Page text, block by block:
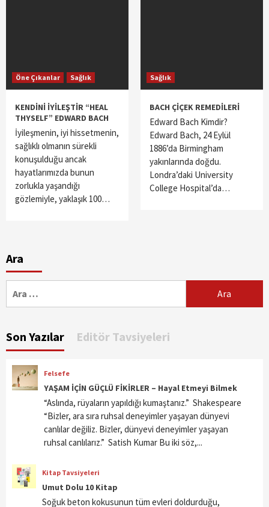
Öne Çıkanlar Sağlık
KENDİNİ İYİLEŞTİR “HEAL
THYSELF” EDWARD BACH
İyileşmenin, iyi hissetmenin,
sağlıklı olmanın sürekli
konuşulduğu ancak
hayatlarımızda bunun
zorlukla yaşandığı
gözlemiyle, yaklaşık 100…
Sağlık
BACH ÇİÇEK REMEDİLERİ
Edward Bach Kimdir?
Edward Bach, 24 Eylül
1886’da Birmingham
yakınlarında doğdu.
Londra’daki University
College Hospital’da…
Ara
Son Yazılar Editör Tavsiyeleri
Felsefe
YAŞAM İÇİN GÜÇLÜ FİKİRLER – Hayal Etmeyi Bilmek
“Aslında, rüyaların yapıldığı kumaştanız.” Shakespeare
“Bizler, ara sıra ruhsal deneyimler yaşayan dünyevi
canlılar değiliz. Bizler, dünyevi deneyimler yaşayan
ruhsal canlılarız.” Satish Kumar Bu iki söz,...
Kitap Tavsiyeleri
Umut Dolu 10 Kitap
Soğuk beton kokusunun tüm evleri doldurduğu,